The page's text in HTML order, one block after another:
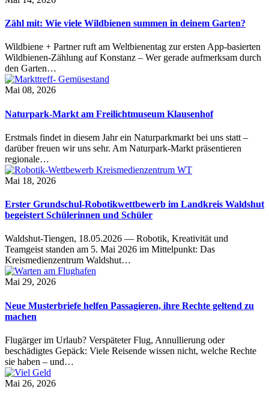
Zähl mit: Wie viele Wildbienen summen in deinem Garten?
Wildbiene + Partner ruft am Weltbienentag zur ersten App-basierten
Wildbienen-Zählung auf Konstanz – Wer gerade aufmerksam durch
den Garten…
Mai 08, 2026
Naturpark-Markt am Freilichtmuseum Klausenhof
Erstmals findet in diesem Jahr ein Naturparkmarkt bei uns statt –
darüber freuen wir uns sehr. Am Naturpark-Markt präsentieren
regionale…
Mai 18, 2026
Erster Grundschul-Robotikwettbewerb im Landkreis Waldshut
begeistert Schülerinnen und Schüler
Waldshut-Tiengen, 18.05.2026 — Robotik, Kreativität und
Teamgeist standen am 5. Mai 2026 im Mittelpunkt: Das
Kreismedienzentrum Waldshut…
Mai 29, 2026
Neue Musterbriefe helfen Passagieren, ihre Rechte geltend zu
machen
Flugärger im Urlaub? Verspäteter Flug, Annullierung oder
beschädigtes Gepäck: Viele Reisende wissen nicht, welche Rechte
sie haben – und…
Mai 26, 2026